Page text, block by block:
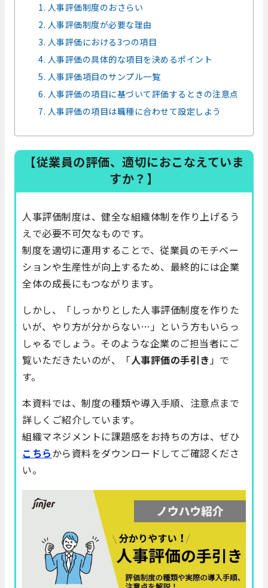
1. 人事評価制度のおさらい
2. 人事評価制度が必要な理由
3. 人事評価における3つの項目
4. 人事評価の具体的な項目を決めるポイント
5. 人事評価項目のサンプル一覧
6. 人事評価の項目に基づいて評価するときの注意点
7. 人事評価の項目は職種に合わせて設定しよう
【従業員の評価、適切におこなえていま
すか？】
人事評価制度は、健全な組織体制を作り上げるう
えで必要不可欠なものです。
制度を適切に運用することで、従業員のモチベー
ションや生産性が向上するため、最終的には企業
全体の成長にもつながります。
しかし、「しっかりとした人事評価制度を作りた
いが、やり方が分からない…」という方もいらっ
しゃるでしょう。そのような企業のご担当者にご
覧いただきたいのが、「人事評価の手引き」で
す。
本資料では、制度の種類や導入手順、注意点まで
詳しくご紹介しています。
組織マネジメントに課題感をお持ちの方は、ぜひ
こちらから資料をダウンロードしてご確認くださ
い。